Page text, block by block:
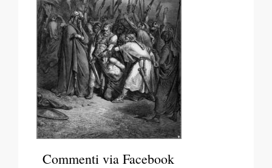
Commenti via Facebook